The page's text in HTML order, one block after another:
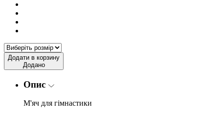
Додати в корзину
Додано
Опис
М'яч для гімнастики